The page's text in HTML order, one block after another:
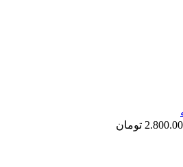
تومان